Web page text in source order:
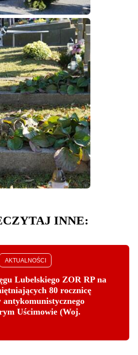
INNE:
AKTUALNOŚCI
Lubelskiego ZOR RP na
80 rocznicę
antykomunistycznego
Uścimowie (Woj.